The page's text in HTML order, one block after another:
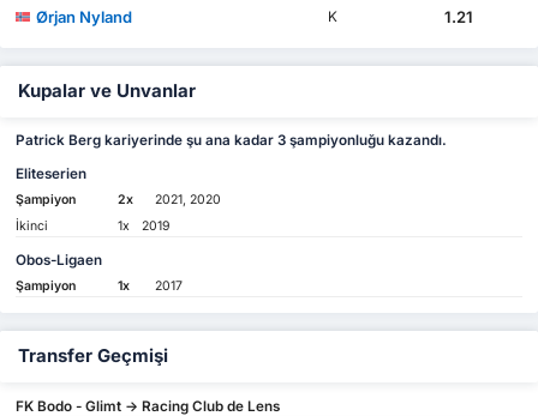
Ørjan Nyland
K 1.21
Kupalar ve Unvanlar
Patrick Berg kariyerinde şu ana kadar 3 şampiyonluğu kazandı.
Eliteserien
Şampiyon 2x
2021, 2020
İkinci
1x 2019
Obos-Ligaen
Şampiyon 1x 2017
Transfer Geçmişi
FK Bodo - Glimt -> Racing Club de Lens